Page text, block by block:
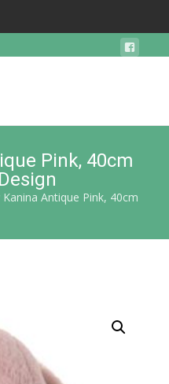
Pink, 40cm
Kanina Antique Pink, 40cm